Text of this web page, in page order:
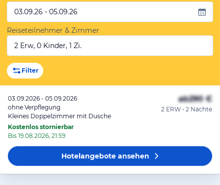
03.09.26 - 05.09.26
Reiseteilnehmer & Zimmer
2 Erw, 0 Kinder, 1 Zi.
Filter
03.09.2026 - 05.09.2026
ohne Verpflegung
Kleines Doppelzimmer mit Dusche
Kostenlos stornierbar
Bis 19.08.2026, 21:59
ab290 €
2 ERW • 2 Nächte
Hotelangeboteansehen